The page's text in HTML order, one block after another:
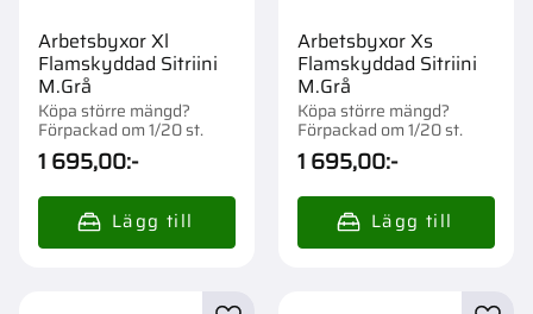
Arbetsbyxor Xl
Flamskyddad Sitriini
M.Grå
Köpa större mängd?
Förpackad om 1/20 st.
1 695,00:-
Arbetsbyxor Xs
Flamskyddad Sitriini
M.Grå
Köpa större mängd?
Förpackad om 1/20 st.
1 695,00:-